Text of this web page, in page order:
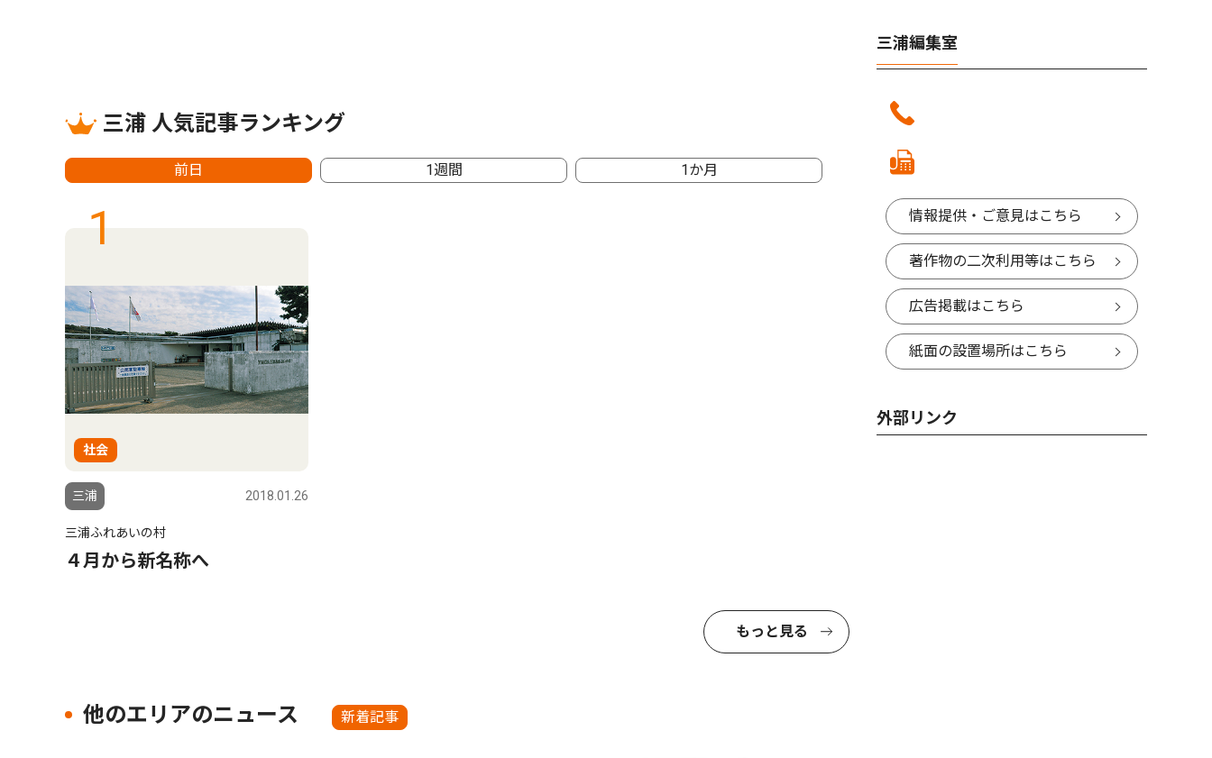
三浦 人気記事ランキング
前日 1週間 1か月
1
社会
三浦 2018.01.26
三浦ふれあいの村
４月から新名称へ
もっと見る
他のエリアのニュース 新着記事
三浦編集室
情報提供・ご意見はこちら
著作物の二次利用等はこちら
広告掲載はこちら
紙面の設置場所はこちら
外部リンク